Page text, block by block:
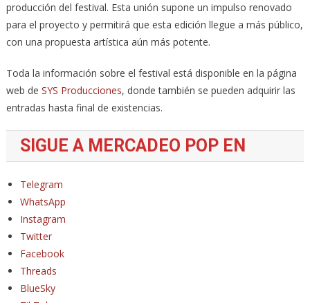
producción del festival. Esta unión supone un impulso renovado
para el proyecto y permitirá que esta edición llegue a más público,
con una propuesta artística aún más potente.
Toda la información sobre el festival está disponible en la página
web de SYS Producciones, donde también se pueden adquirir las
entradas hasta final de existencias.
SIGUE A MERCADEO POP EN
Telegram
WhatsApp
Instagram
Twitter
Facebook
Threads
BlueSky